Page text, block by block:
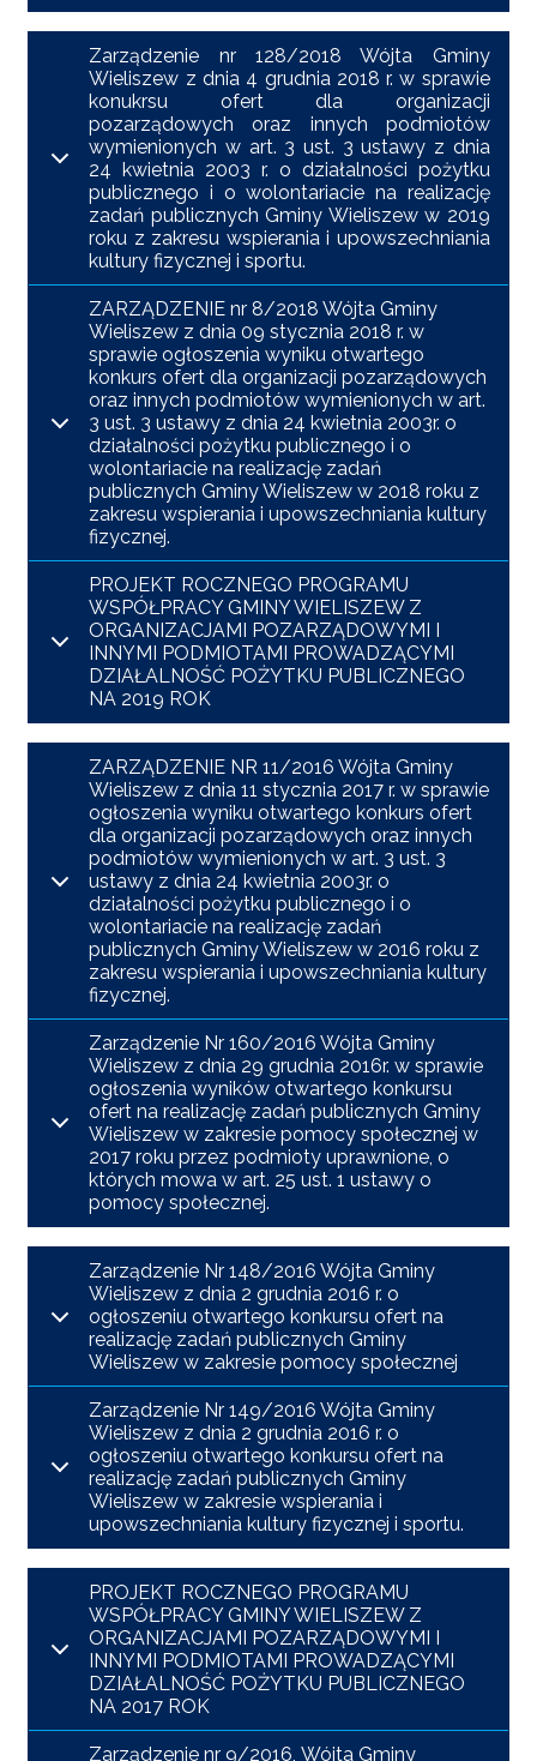
Zarządzenie nr 128/2018 Wójta Gminy
Wieliszew z dnia 4 grudnia 2018 r. w sprawie
konukrsu ofert dla organizacji
pozarządowych oraz innych podmiotów
wymienionych w art. 3 ust. 3 ustawy z dnia
24 kwietnia 2003 r. o działalności pożytku
publicznego i o wolontariacie na realizację
zadań publicznych Gminy Wieliszew w 2019
roku z zakresu wspierania i upowszechniania
kultury fizycznej i sportu.
ZARZĄDZENIE nr 8/2018 Wójta Gminy
Wieliszew z dnia 09 stycznia 2018 r. w
sprawie ogłoszenia wyniku otwartego
konkurs ofert dla organizacji pozarządowych
oraz innych podmiotów wymienionych w art.
3 ust. 3 ustawy z dnia 24 kwietnia 2003r. o
działalności pożytku publicznego i o
wolontariacie na realizację zadań
publicznych Gminy Wieliszew w 2018 roku z
zakresu wspierania i upowszechniania kultury
fizycznej.
PROJEKT ROCZNEGO PROGRAMU
WSPÓŁPRACY GMINY WIELISZEW Z
ORGANIZACJAMI POZARZĄDOWYMI I
INNYMI PODMIOTAMI PROWADZĄCYMI
DZIAŁALNOŚĆ POŻYTKU PUBLICZNEGO
NA 2019 ROK
ZARZĄDZENIE NR 11/2016 Wójta Gminy
Wieliszew z dnia 11 stycznia 2017 r. w sprawie
ogłoszenia wyniku otwartego konkurs ofert
dla organizacji pozarządowych oraz innych
podmiotów wymienionych w art. 3 ust. 3
ustawy z dnia 24 kwietnia 2003r. o
działalności pożytku publicznego i o
wolontariacie na realizację zadań
publicznych Gminy Wieliszew w 2016 roku z
zakresu wspierania i upowszechniania kultury
fizycznej.
Zarządzenie Nr 160/2016 Wójta Gminy
Wieliszew z dnia 29 grudnia 2016r. w sprawie
ogłoszenia wyników otwartego konkursu
ofert na realizację zadań publicznych Gminy
Wieliszew w zakresie pomocy społecznej w
2017 roku przez podmioty uprawnione, o
których mowa w art. 25 ust. 1 ustawy o
pomocy społecznej.
Zarządzenie Nr 148/2016 Wójta Gminy
Wieliszew z dnia 2 grudnia 2016 r. o
ogłoszeniu otwartego konkursu ofert na
realizację zadań publicznych Gminy
Wieliszew w zakresie pomocy społecznej
Zarządzenie Nr 149/2016 Wójta Gminy
Wieliszew z dnia 2 grudnia 2016 r. o
ogłoszeniu otwartego konkursu ofert na
realizację zadań publicznych Gminy
Wieliszew w zakresie wspierania i
upowszechniania kultury fizycznej i sportu.
PROJEKT ROCZNEGO PROGRAMU
WSPÓŁPRACY GMINY WIELISZEW Z
ORGANIZACJAMI POZARZĄDOWYMI I
INNYMI PODMIOTAMI PROWADZĄCYMI
DZIAŁALNOŚĆ POŻYTKU PUBLICZNEGO
NA 2017 ROK
Zarządzenie nr 9/2016, Wójta Gminy